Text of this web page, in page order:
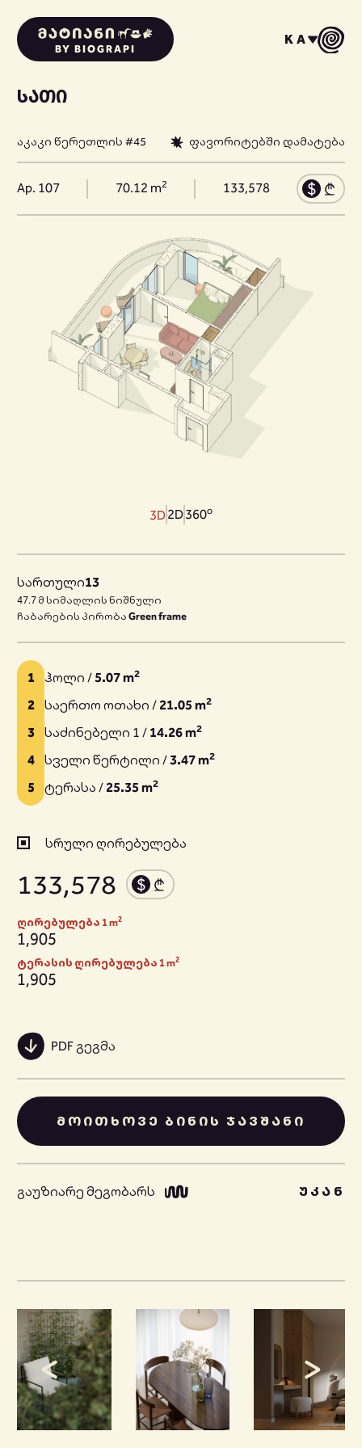
BY BIOGRAPI
KA
ᲡᲐᲗᲘ
აკაკი წერეთლის #45 ფავორიტებში დამატება
სართული13
47.7 მ სიმაღლის ნიშნული
ჩაბარების პირობა Green frame
1 ჰოლი /5.07 m2
2 საერთო ოთახი / 21.05 m2
3 საძინებელი 1 / 14.26 m2
4 სველი წერტილი /3.47 m2
5 ტერასა / 25.35 m2
სრული ღირებულება
133,578
ღირებულება 1 m2
1,905
ტერასის ღირებულება 1 m2
1,905
PDF გეგმა
ᲛᲝᲘᲗᲮᲝᲕᲔ ᲑᲘᲜᲘᲡ ᲯᲐᲕᲨᲐᲜᲘ
გაუზიარე მეგობარს ᲣᲙᲐᲜ
Ap. 107 70.12 m2 133,578
3D2D360o